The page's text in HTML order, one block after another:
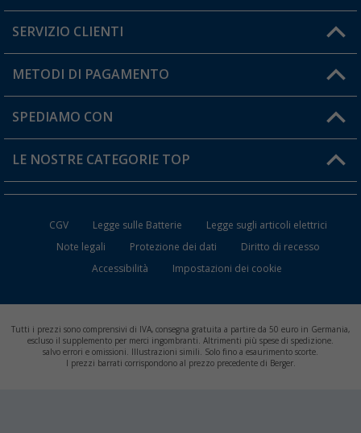
Diventare rivenditori
Il mio Account
Carta fedeltà Berger
SERVIZIO CLIENTI
Informazioni sulla spedizione
Resi
FAQ e Contatti
METODI DI PAGAMENTO
SPEDIAMO CON
LE NOSTRE CATEGORIE TOP
Mobili per il Campeggio
Frigo Portatili
Climatizzatori per Camper
CGV Legge sulle Batterie
Legge sugli articoli elettrici
Note legali
Protezione dei dati
Diritto di recesso
Accessibilità
Impostazioni dei cookie
Tutti i prezzi sono comprensivi di IVA, consegna gratuita a partire da 50 euro in Germania,
escluso il supplemento per merci ingombranti. Altrimenti più spese di spedizione.
salvo errori e omissioni. Illustrazioni simili. Solo fino a esaurimento scorte.
I prezzi barrati corrispondono al prezzo precedente di Berger.